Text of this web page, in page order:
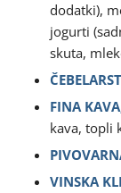
dodatki),
jogurti
skuta,
FINA
kava, topli
VINSKA